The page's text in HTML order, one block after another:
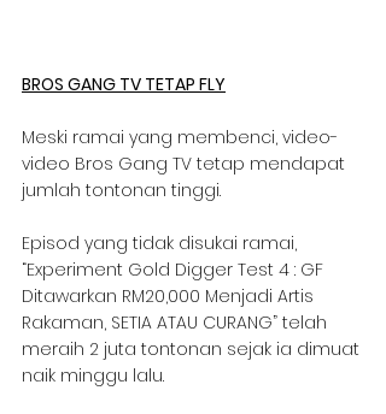
BROS GANG TV TETAP FLY
Meski ramai yang membenci, video-
video Bros Gang TV tetap mendapat
jumlah tontonan tinggi.
Episod yang tidak disukai ramai,
“Experiment Gold Digger Test 4 : GF
Ditawarkan RM20,000 Menjadi Artis
Rakaman, SETIA ATAU CURANG” telah
meraih 2 juta tontonan sejak ia dimuat
naik minggu lalu.